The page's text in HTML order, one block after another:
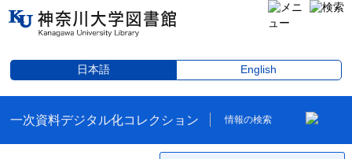
日本語 English
一次資料デジタル化コレクション 情報の検索